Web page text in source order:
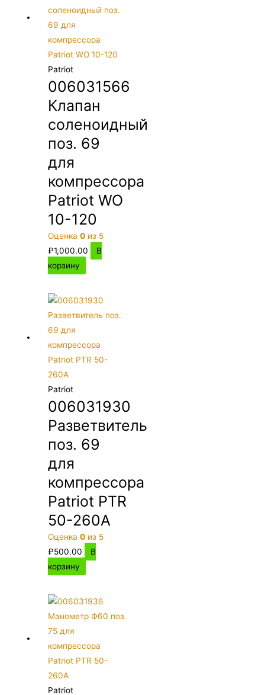
Patriot
006031566
Клапан
соленоидный
поз. 69
для
компрессора
Patriot WO
10-120
Оценка0 из 5
₽1,000.00
В
корзину
Patriot
006031930
Разветвитель
поз. 69
для
компрессора
Patriot PTR
50-260A
Оценка0 из 5
₽500.00
В
корзину
Patriot